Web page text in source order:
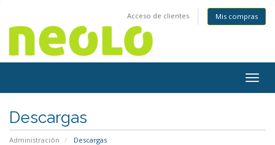
Acceso de clientes Mis compras
Descargas
Administración Descargas